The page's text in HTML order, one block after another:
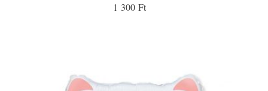
1 300 Ft